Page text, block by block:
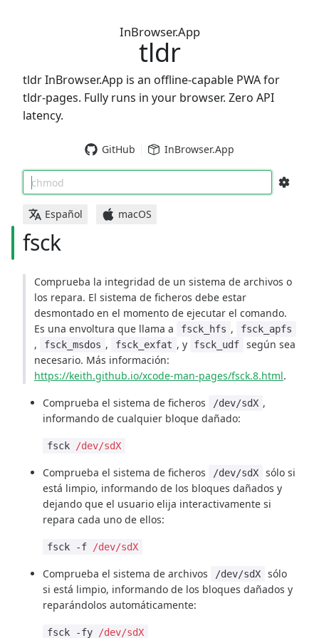
InBrowser.App
tldr
tldr InBrowser.App is an offline-capable PWA for
tldr-pages. Fully runs in your browser. Zero API
latency.
GitHub InBrowser.App
chmod
Español macOS
fsck
Comprueba la integridad de un sistema de archivos o
los repara. El sistema de ficheros debe estar
desmontado en el momento de ejecutar el comando.
Es una envoltura que llama a
fsck_hfs , fsck_apfs
, fsck_msdos , fsck_exfat , y fsck_udf
según sea
necesario. Más información:
https://keith.github.io/xcode-man-pages/fsck.8.html.
Comprueba el sistema de ficheros
/dev/sdX ,
informando de cualquier bloque dañado:
fsck /dev/sdX
Comprueba el sistema de ficheros /dev/sdX
sólo si
está limpio, informando de los bloques dañados y
dejando que el usuario elija interactivamente si
repara cada uno de ellos:
fsck -f /dev/sdX
Comprueba el sistema de archivos /dev/sdX
sólo
si está limpio, informando de los bloques dañados y
reparándolos automáticamente:
fsck -fy /dev/sdX